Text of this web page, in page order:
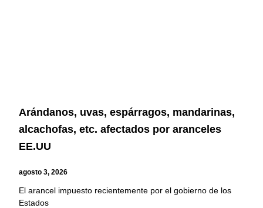
Arándanos, uvas, espárragos, mandarinas,
alcachofas, etc. afectados por aranceles
EE.UU
agosto 3, 2026
El arancel impuesto recientemente por el gobierno de los
Estados